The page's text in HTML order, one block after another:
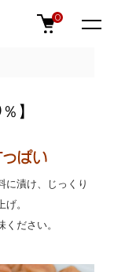
0
】
に漬け、じっくり
。
ださい。